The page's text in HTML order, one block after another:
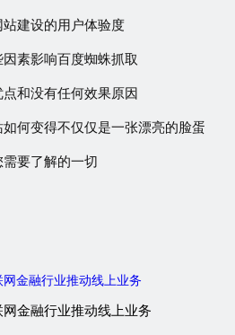
建设的用户体验度
素影响百度蜘蛛抓取
和没有任何效果原因
何变得不仅仅是一张漂亮的脸蛋
要了解的一切
金融行业推动线上业务